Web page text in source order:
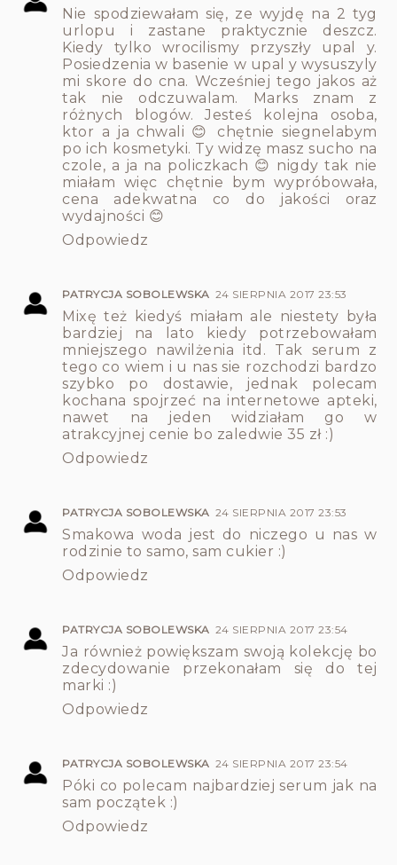
Nie spodziewałam się, ze wyjdę na 2 tyg
urlopu i zastane praktycznie deszcz.
Kiedy tylko wrocilismy przyszły upal y.
Posiedzenia w basenie w upal y wysuszyly
mi skore do cna. Wcześniej tego jakos aż
tak nie odczuwalam. Marks znam z
różnych blogów. Jesteś kolejna osoba,
ktor a ja chwali 😊 chętnie siegnelabym
po ich kosmetyki. Ty widzę masz sucho na
czole, a ja na policzkach 😊 nigdy tak nie
miałam więc chętnie bym wypróbowała,
cena adekwatna co do jakości oraz
wydajności 😊
Odpowiedz
PATRYCJA SOBOLEWSKA 24 SIERPNIA 2017 23:53
Mixę też kiedyś miałam ale niestety była
bardziej na lato kiedy potrzebowałam
mniejszego nawilżenia itd. Tak serum z
tego co wiem i u nas sie rozchodzi bardzo
szybko po dostawie, jednak polecam
kochana spojrzeć na internetowe apteki,
nawet na jeden widziałam go w
atrakcyjnej cenie bo zaledwie 35 zł :)
Odpowiedz
PATRYCJA SOBOLEWSKA 24 SIERPNIA 2017 23:53
Smakowa woda jest do niczego u nas w
rodzinie to samo, sam cukier :)
Odpowiedz
PATRYCJA SOBOLEWSKA 24 SIERPNIA 2017 23:54
Ja również powiększam swoją kolekcję bo
zdecydowanie przekonałam się do tej
marki :)
Odpowiedz
PATRYCJA SOBOLEWSKA 24 SIERPNIA 2017 23:54
Póki co polecam najbardziej serum jak na
sam początek :)
Odpowiedz